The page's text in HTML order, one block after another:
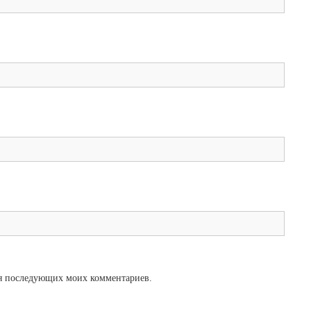
последующих моих комментариев.